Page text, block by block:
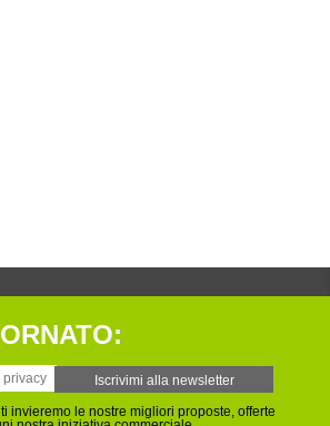
invieremo le nostre migliori proposte, offerte